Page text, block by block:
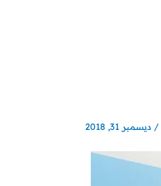
/ ديسمبر 31, 2018